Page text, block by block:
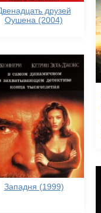
друзей
Оушена (2004)
Западня (1999)